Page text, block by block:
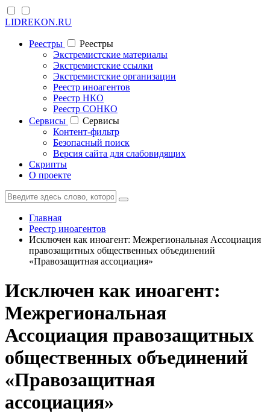
LIDREKON.RU
Реестры
Реестры
Экстремистские материалы
Экстремистские ссылки
Экстремистские организации
Реестр иноагентов
Реестр НКО
Реестр СОНКО
Cервисы
Cервисы
Контент-фильтр
Безопасный поиск
Версия сайта для слабовидящих
Скрипты
О проекте
Главная
Реестр иноагентов
Исключен как иноагент: Межрегиональная Ассоциация
правозащитных общественных объединений
«Правозащитная ассоциация»
Исключен как иноагент:
Межрегиональная
Ассоциация правозащитных
общественных объединений
«Правозащитная
ассоциация»